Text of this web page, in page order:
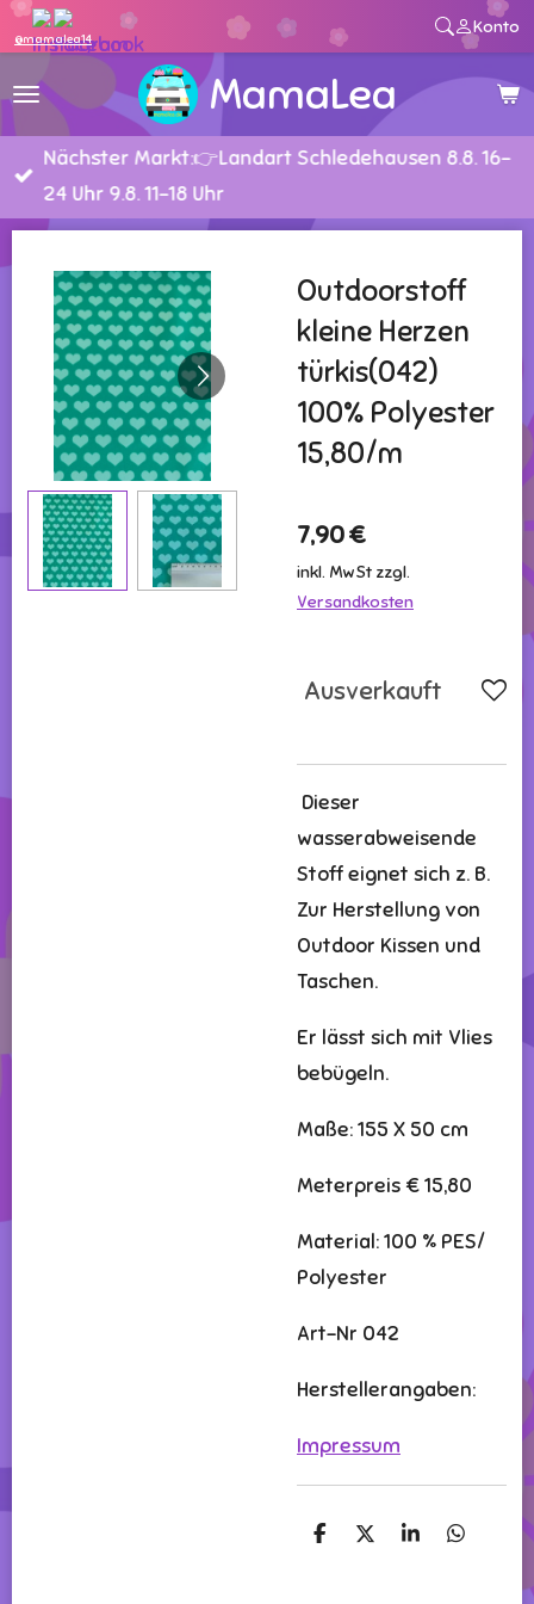
@mamalea14
Konto
Zum
Hauptinhalt
springen
MamaLea
Nächster Markt:👉Landart Schledehausen 8.8. 16-
24 Uhr 9.8. 11-18 Uhr
Outdoorstoff
kleine Herzen
türkis(042)
100% Polyester
15,80/m
7,90 €
inkl. MwSt zzgl.
Versandkosten
Ausverkauft
Dieser
wasserabweisende
Stoff eignet sich z. B.
Zur Herstellung von
Outdoor Kissen und
Taschen.
Er lässt sich mit Vlies
bebügeln.
Maße: 155 X 50 cm
Meterpreis € 15,80
Material: 100 % PES/
Polyester
Art-Nr 042
Herstellerangaben:
Impressum
T
T
T
T